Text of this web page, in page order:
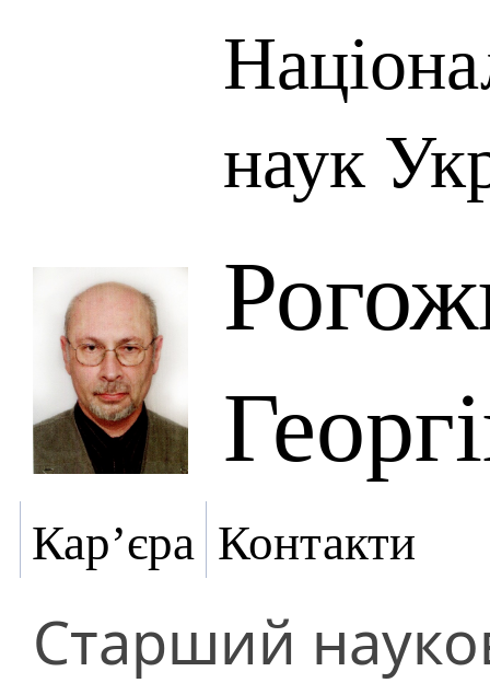
наук
Кар’єра Контакти
Старший